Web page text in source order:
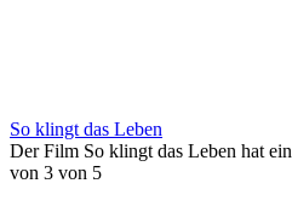
So klingt das Leben
Der Film So klingt das Leben hat
von 3 von 5